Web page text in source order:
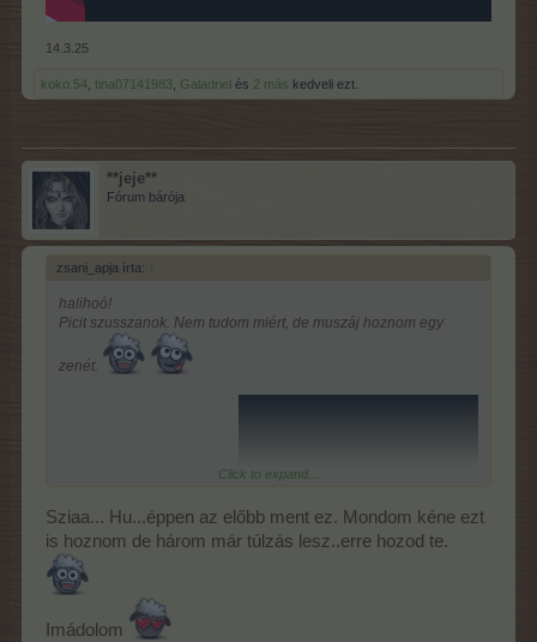
14.3.25
koko.54 tina07141983 Galadriel és 2 más kedveli ezt.
**jeje**
Fórum bárója
zsani_apja írta: ↑
halihoó!
Picit szusszanok. Nem tudom miért, de muszáj hoznom egy
zenét.
Click to expand...
Sziaa... Hu...éppen az előbb ment ez. Mondom kéne ezt
is hoznom de három már túlzás lesz..erre hozod te.
Imádolom